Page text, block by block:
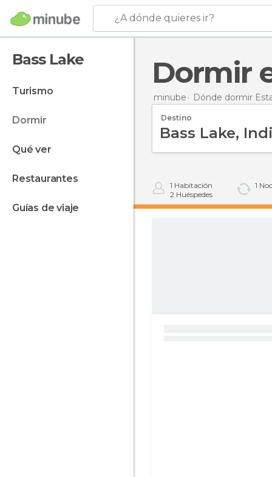
¿A dónde quieres ir?
Bass Lake
turismo
dormir
qué ver
restaurantes
guías de viaje
Dormir
minube Dónde dormir
Destino
1 Habitación
2 Huéspedes
1